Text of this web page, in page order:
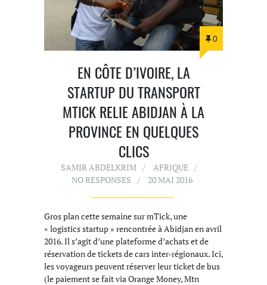
0
EN CÔTE D’IVOIRE, LA
STARTUP DU TRANSPORT
MTICK RELIE ABIDJAN À LA
PROVINCE EN QUELQUES
CLICS
SAMIR ABDELKRIM
AFRIQUE
NO RESPONSES
20 MAI 2016
Gros plan cette semaine sur mTick, une
« logistics startup » rencontrée à Abidjan en avril
2016. Il s’agit d’une plateforme d’achats et de
réservation de tickets de cars inter-régionaux. Ici,
les voyageurs peuvent réserver leur ticket de bus
(le paiement se fait via Orange Money, Mtn